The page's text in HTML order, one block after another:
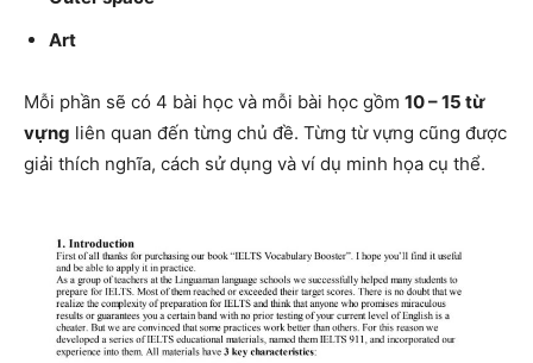
Art
Mỗi phần sẽ có 4 bài học và mỗi bài học gồm 10 – 15 từ
vựng liên quan đến từng chủ đề. Từng từ vựng cũng được
giải thích nghĩa, cách sử dụng và ví dụ minh họa cụ thể.